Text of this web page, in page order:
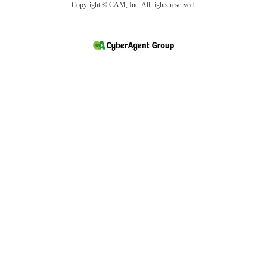
Copyright © CAM, Inc. All rights reserved.